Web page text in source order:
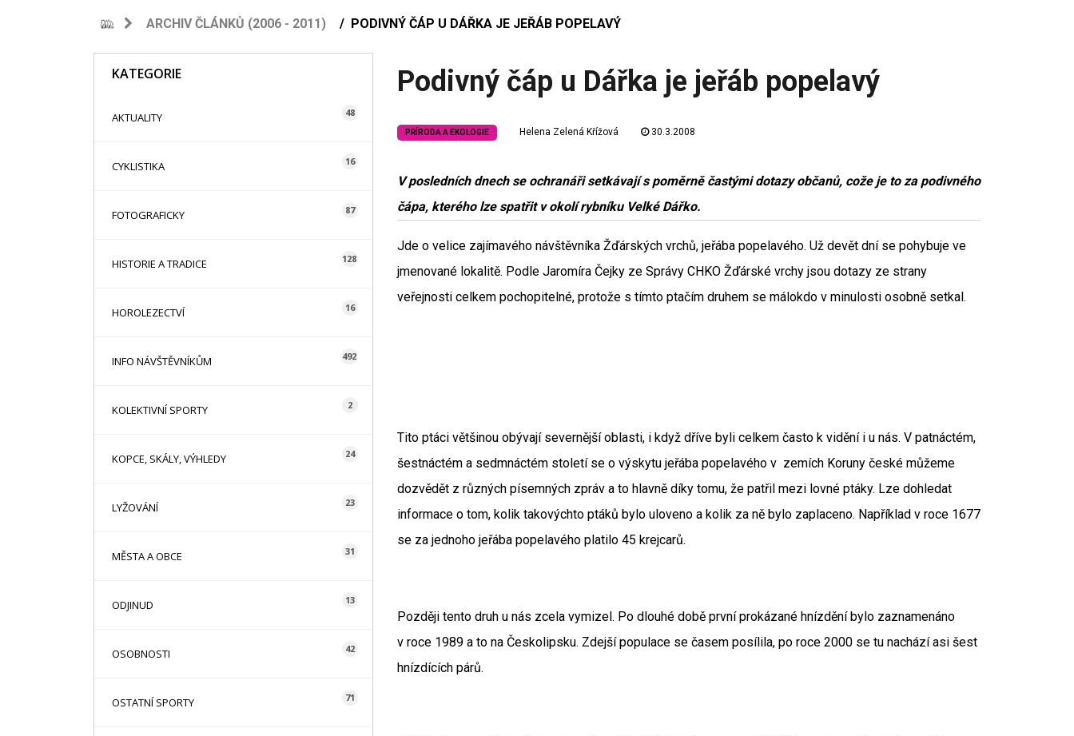
ARCHIV ČLÁNKŮ (2006 - 2011) PODIVNÝ ČÁP U DÁŘKA JE JEŘÁB POPELAVÝ
KATEGORIE
AKTUALITY 48
CYKLISTIKA 16
FOTOGRAFICKY 87
HISTORIE A TRADICE 128
HOROLEZECTVÍ 16
INFO NÁVŠTĚVNÍKŮM 492
KOLEKTIVNÍ SPORTY 2
KOPCE, SKÁLY, VÝHLEDY 24
LYŽOVÁNÍ 23
MĚSTA A OBCE 31
ODJINUD 13
OSOBNOSTI 42
OSTATNÍ SPORTY 71
Podivný čáp u Dářka je jeřáb popelavý
PŘÍRODA A EKOLOGIE Helena Zelená Křížová 30.3.2008
V posledních dnech se ochranáři setkávají s poměrně častými dotazy občanů, cože je to za podivného
čápa, kterého lze spatřit v okolí rybníku Velké Dářko.
Jde o velice zajímavého návštěvníka Žďárských vrchů, jeřába popelavého. Už devět dní se pohybuje ve
jmenované lokalitě. Podle Jaromíra Čejky ze Správy CHKO Žďárské vrchy jsou dotazy ze strany
veřejnosti celkem pochopitelné, protože s tímto ptačím druhem se málokdo v minulosti osobně setkal.
Tito ptáci většinou obývají severnější oblasti, i když dříve byli celkem často k vidění i u nás. V patnáctém,
šestnáctém a sedmnáctém století se o výskytu jeřába popelavého v zemích Koruny české můžeme
dozvědět z různých písemných zpráv a to hlavně díky tomu, že patřil mezi lovné ptáky. Lze dohledat
informace o tom, kolik takovýchto ptáků bylo uloveno a kolik za ně bylo zaplaceno. Například v roce 1677
se za jednoho jeřába popelavého platilo 45 krejcarů.
Později tento druh u nás zcela vymizel. Po dlouhé době první prokázané hnízdění bylo zaznamenáno
v roce 1989 a to na Českolipsku. Zdejší populace se časem posílila, po roce 2000 se tu nachází asi šest
hnízdících párů.